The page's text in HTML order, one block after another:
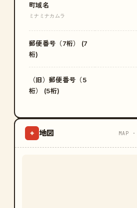
町域名
ミナミナカムラ
郵便番号（7桁） (7
桁)
（旧）郵便番号（5
桁） (5桁)
⌖ 地図 MAP